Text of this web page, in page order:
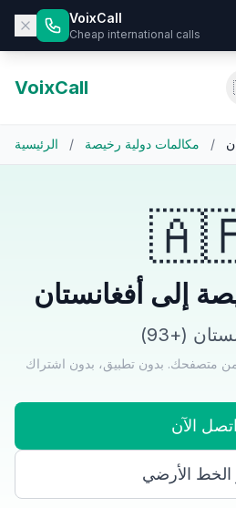
VoixCall
Cheap international calls
VoixCall
الرئيسية / مكالمات دولية رخيصة /
إلى أفغانستان
(+93)
اتصل الآن
الأرضي